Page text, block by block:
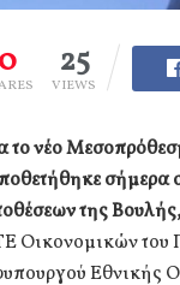
0 25
VIEWS
το νέο
σήμερα
της
Οικονομικών του
Εθνικής